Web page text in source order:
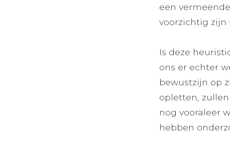
een
voorzichtig zijn
Is deze
ons er echter
bewustzijn op
opletten,
nog vooraleer
hebben